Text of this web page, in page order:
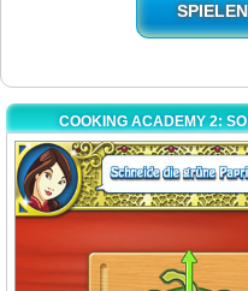
COOKING ACADEMY 2: